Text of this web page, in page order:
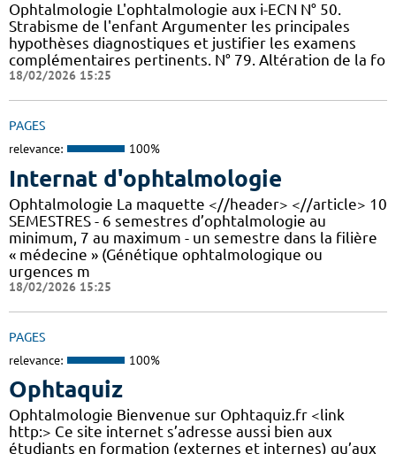
Ophtalmologie L'ophtalmologie aux i-ECN N° 50.
Strabisme de l'enfant Argumenter les principales
hypothèses diagnostiques et justifier les examens
complémentaires pertinents. N° 79. Altération de la fo
18/02/2026 15:25
PAGES
relevance: 100%
Internat d'ophtalmologie
Ophtalmologie La maquette <//header> <//article> 10
SEMESTRES - 6 semestres d’ophtalmologie au
minimum, 7 au maximum - un semestre dans la filière
« médecine » (Génétique ophtalmologique ou
urgences m
18/02/2026 15:25
PAGES
relevance: 100%
Ophtaquiz
Ophtalmologie Bienvenue sur Ophtaquiz.fr <link
http:> Ce site internet s’adresse aussi bien aux
étudiants en formation (externes et internes) qu’aux